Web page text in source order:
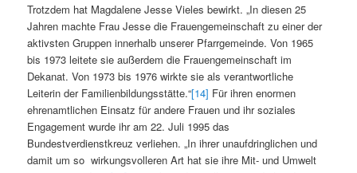
Trotzdem hat Magdalene Jesse Vieles bewirkt. „In diesen 25
Jahren machte Frau Jesse die Frauengemeinschaft zu einer der
aktivsten Gruppen innerhalb unserer Pfarrgemeinde. Von 1965
bis 1973 leitete sie außerdem die Frauengemeinschaft im
Dekanat. Von 1973 bis 1976 wirkte sie als verantwortliche
Leiterin der Familienbildungsstätte.“[14] Für ihren enormen
ehrenamtlichen Einsatz für andere Frauen und ihr soziales
Engagement wurde ihr am 22. Juli 1995 das
Bundestverdienstkreuz verliehen. „In ihrer unaufdringlichen und
damit um so wirkungsvolleren Art hat sie ihre Mit- und Umwelt